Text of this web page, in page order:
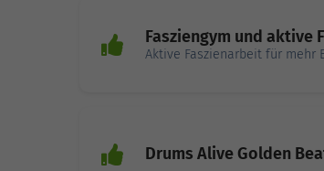
Fasziengym und aktive
Aktive Faszienarbeit für mehr
Drums Alive Golden